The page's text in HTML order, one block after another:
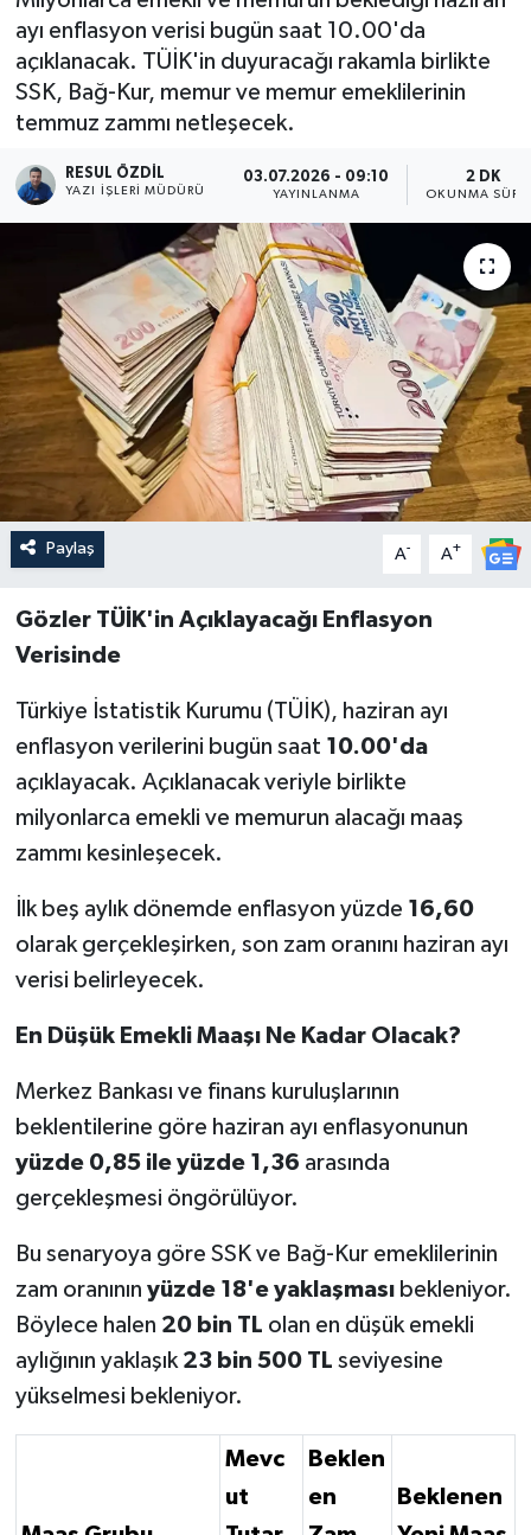
ayı enflasyon verisi bugün saat 10.00'da
açıklanacak. TÜİK'in duyuracağı rakamla birlikte
SSK, Bağ-Kur, memur ve memur emeklilerinin
temmuz zammı netleşecek.
RESUL ÖZDIL
YAZI İŞLERI MÜDÜRÜ
03.07.2026 - 09:10
YAYINLANMA
2 DK
OKUNMA
Paylaş A- A+
Gözler TÜİK'in Açıklayacağı Enflasyon
Verisinde
Türkiye İstatistik Kurumu (TÜİK), haziran ayı
enflasyon verilerini bugün saat 10.00'da
açıklayacak. Açıklanacak veriyle birlikte
milyonlarca emekli ve memurun alacağı maaş
zammı kesinleşecek.
İlk beş aylık dönemde enflasyon yüzde 16,60
olarak gerçekleşirken, son zam oranını haziran ayı
verisi belirleyecek.
En Düşük Emekli Maaşı Ne Kadar Olacak?
Merkez Bankası ve finans kuruluşlarının
beklentilerine göre haziran ayı enflasyonunun
yüzde 0,85 ile yüzde 1,36 arasında
gerçekleşmesi öngörülüyor.
Bu senaryoya göre SSK ve Bağ-Kur emeklilerinin
zam oranının yüzde 18'e yaklaşmasıbekleniyor.
Böylece halen 20 bin TL olan en düşük emekli
aylığının yaklaşık 23 bin 500 TL seviyesine
yükselmesi bekleniyor.
Mevc
ut
Beklen
en
Beklenen